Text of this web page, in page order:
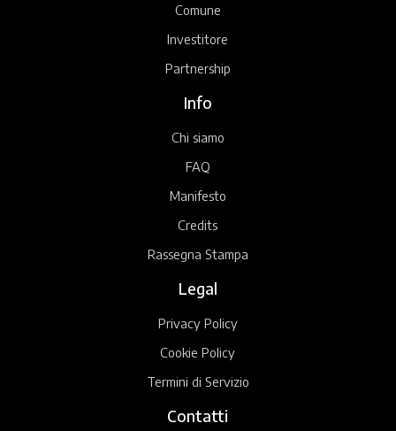
Comune
Investitore
Partnership
Info
Chi siamo
FAQ
Manifesto
Credits
Rassegna Stampa
Legal
Privacy Policy
Cookie Policy
Termini di Servizio
Contatti